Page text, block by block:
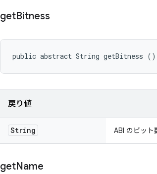
getBitness
public abstract String getBitness ()
戻り値
String ABI のビット
getName